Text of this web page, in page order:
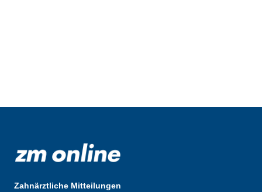
Zahnärztliche Mitteilungen